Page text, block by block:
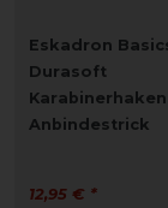
Eskadron
Durasoft
Karabinerhaken
Anbindestrick
12,95 € *